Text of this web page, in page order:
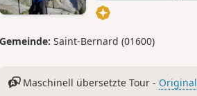
Gemeinde: Saint-Bernard (01600)
Maschinell übersetzte Tour -